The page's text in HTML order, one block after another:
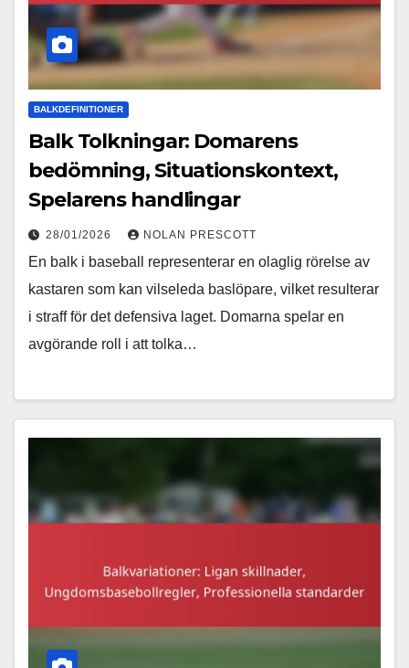
BALKDEFINITIONER
Balk Tolkningar: Domarens
bedömning, Situationskontext,
Spelarens handlingar
28/01/2026 NOLAN PRESCOTT
En balk i baseball representerar en olaglig rörelse av
kastaren som kan vilseleda baslöpare, vilket resulterar
i straff för det defensiva laget. Domarna spelar en
avgörande roll i att tolka…